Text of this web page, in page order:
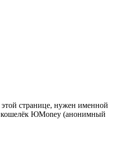
этой странице, нужен именной
ЮMoney (анонимный